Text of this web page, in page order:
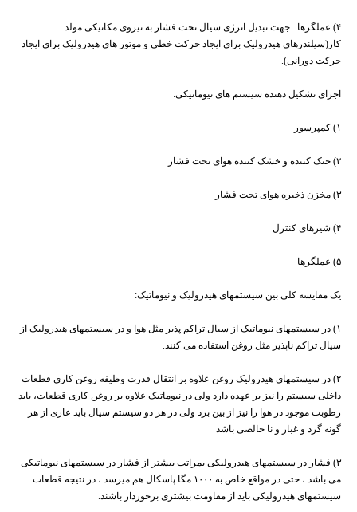
۴) عملگرها : جهت تبدیل انرژی سیال تحت فشار به نیروی مکانیکی مولد
کار(سیلندرهای هیدرولیک برای ایجاد حرکت خطی و موتور های هیدرولیک برای ایجاد
حرکت دورانی).
اجزای تشکیل دهنده سیستم های نیوماتیکی:
۱) کمپرسور
۲) خنک کننده و خشک کننده هوای تحت فشار
۳) مخزن ذخیره هوای تحت فشار
۴) شیرهای کنترل
۵) عملگرها
یک مقایسه کلی بین سیستمهای هیدرولیک و نیوماتیک:
۱) در سیستمهای نیوماتیک از سیال تراکم پذیر مثل هوا و در سیستمهای هیدرولیک از
سیال تراکم ناپذیر مثل روغن استفاده می کنند.
۲) در سیستمهای هیدرولیک روغن علاوه بر انتقال قدرت وظیفه روغن کاری قطعات
داخلی سیستم را نیز بر عهده دارد ولی در نیوماتیک علاوه بر روغن کاری قطعات، باید
رطوبت موجود در هوا را نیز از بین برد ولی در هر دو سیستم سیال باید عاری از هر
گونه گرد و غبار و نا خالصی باشد
۳) فشار در سیستمهای هیدرولیکی بمراتب بیشتر از فشار در سیستمهای نیوماتیکی
می باشد ، حتی در مواقع خاص به ۱۰۰۰ مگا پاسکال هم میرسد ، در نتیجه قطعات
سیستمهای هیدرولیکی باید از مقاومت بیشتری برخوردار باشند.